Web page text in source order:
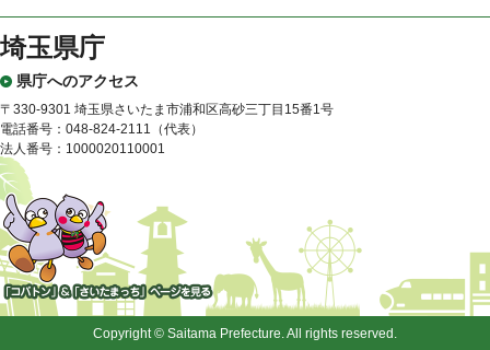
埼玉県庁
県庁へのアクセス
〒330-9301 埼玉県さいたま市浦和区高砂三丁目15番1号
電話番号：048-824-2111（代表）
法人番号：1000020110001
「コバトン」&「さいたまっ
Copyright © Saitama Prefecture. All rights reserved.